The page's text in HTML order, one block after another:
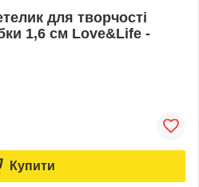
для творчості
1,6 см Love&Life -
Купити